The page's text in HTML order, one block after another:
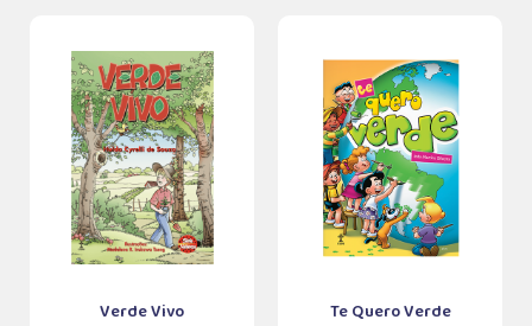
Verde Vivo Te Quero Verde